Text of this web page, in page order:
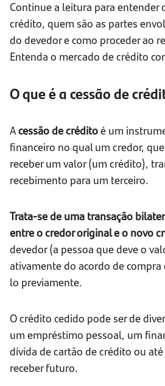
Continue a leitura para entender
crédito, quem são as partes
do devedor e como proceder ao
Entenda o mercado de crédito
O que é a cessão de
Acessão de créditoé um
financeiro no qual um credor,
receber um valor (um crédito),
recebimento para um terceiro.
Trata-se de uma transação
entre o credor original e o novo
devedor (a pessoa que deve o
ativamente do acordo de
lo previamente.
O crédito cedido pode ser de
um empréstimo pessoal, um
dívida de cartão de crédito ou
receber futuro.